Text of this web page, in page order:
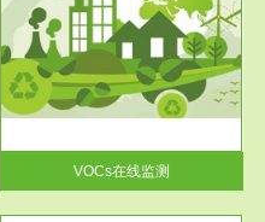
VOCs在线监测